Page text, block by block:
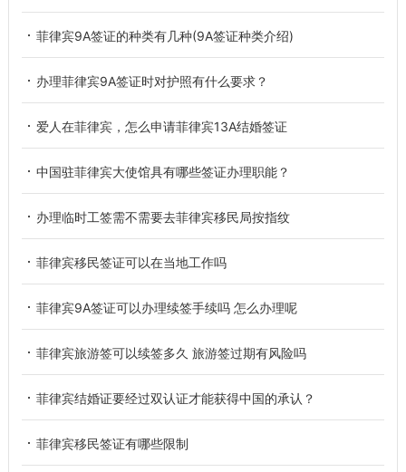
菲律宾9A签证的种类有几种(9A签证种类介绍)
办理菲律宾9A签证时对护照有什么要求？
爱人在菲律宾，怎么申请菲律宾13A结婚签证
中国驻菲律宾大使馆具有哪些签证办理职能？
办理临时工签需不需要去菲律宾移民局按指纹
菲律宾移民签证可以在当地工作吗
菲律宾9A签证可以办理续签手续吗 怎么办理呢
菲律宾旅游签可以续签多久 旅游签过期有风险吗
菲律宾结婚证要经过双认证才能获得中国的承认？
菲律宾移民签证有哪些限制